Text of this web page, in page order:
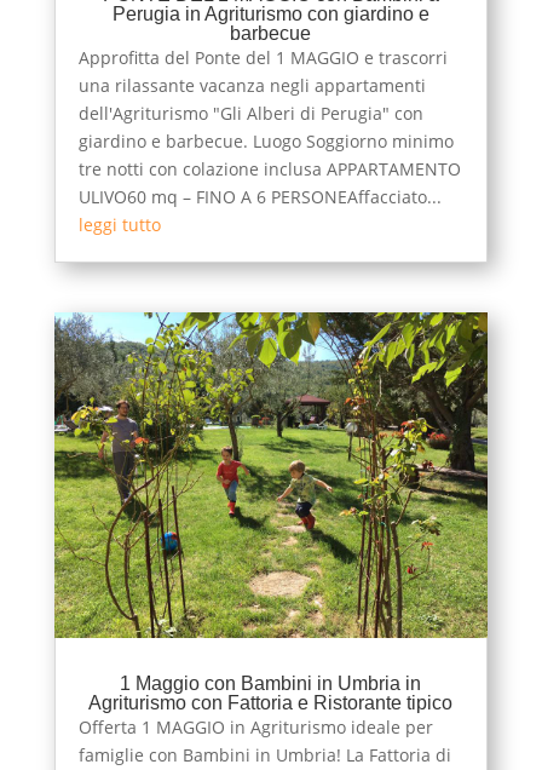
Perugia in Agriturismo con giardino e
barbecue
Approfitta del Ponte del 1 MAGGIO e trascorri
una rilassante vacanza negli appartamenti
dell'Agriturismo "Gli Alberi di Perugia" con
giardino e barbecue. Luogo Soggiorno minimo
tre notti con colazione inclusa APPARTAMENTO
ULIVO60 mq – FINO A 6 PERSONEAffacciato...
leggi tutto
1 Maggio con Bambini in Umbria in
Agriturismo con Fattoria e Ristorante tipico
Offerta 1 MAGGIO in Agriturismo ideale per
famiglie con Bambini in Umbria! La Fattoria di